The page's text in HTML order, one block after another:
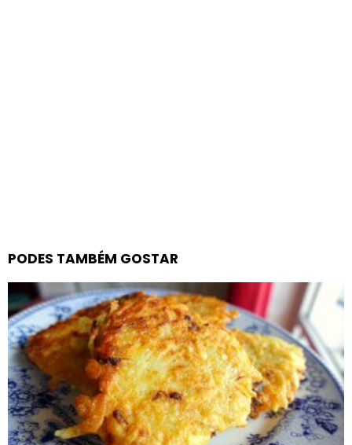
PODES TAMBÉM GOSTAR